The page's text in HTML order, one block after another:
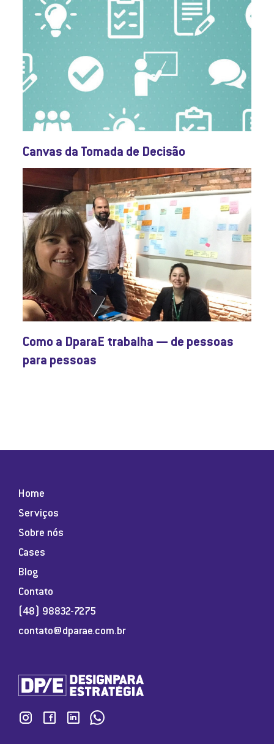
Canvas da Tomada de Decisão
Como a DparaE trabalha — de pessoas
para pessoas
Home
Serviços
Sobre nós
Cases
Blog
Contato
(48) 98832-7275
contato@dparae.com.br